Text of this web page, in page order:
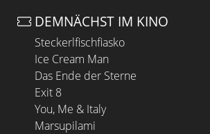
DEMNÄCHST IM KINO
Steckerlfischfiasko
Ice Cream Man
Das Ende der Sterne
Exit 8
You, Me & Italy
Marsupilami